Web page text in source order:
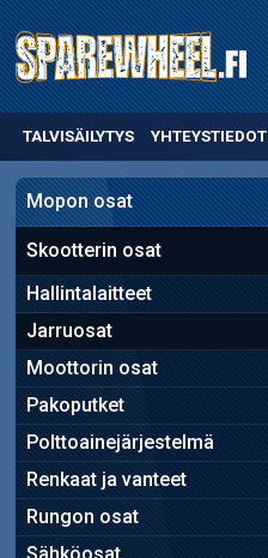
TALVISÄILYTYS YHTEYSTIEDOT
Mopon osat
Skootterin osat
Hallintalaitteet
Jarruosat
Moottorin osat
Pakoputket
Polttoainejärjestelmä
Renkaat ja vanteet
Rungon osat